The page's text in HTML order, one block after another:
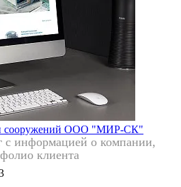
сооружений ООО "МИР-СК"
с информацией о компании,
клиента